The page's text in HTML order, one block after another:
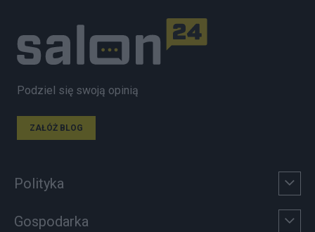
Podziel się swoją opinią
ZAŁÓŻ BLOG
Polityka
Gospodarka